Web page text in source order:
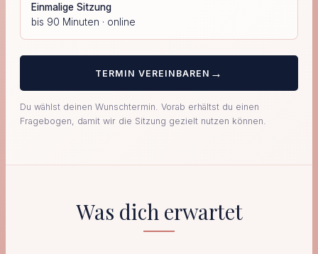
Einmalige Sitzung
bis 90 Minuten · online
TERMIN VEREINBAREN →
Du wählst deinen Wunschtermin. Vorab erhältst du einen
Fragebogen, damit wir die Sitzung gezielt nutzen können.
Was dich erwartet